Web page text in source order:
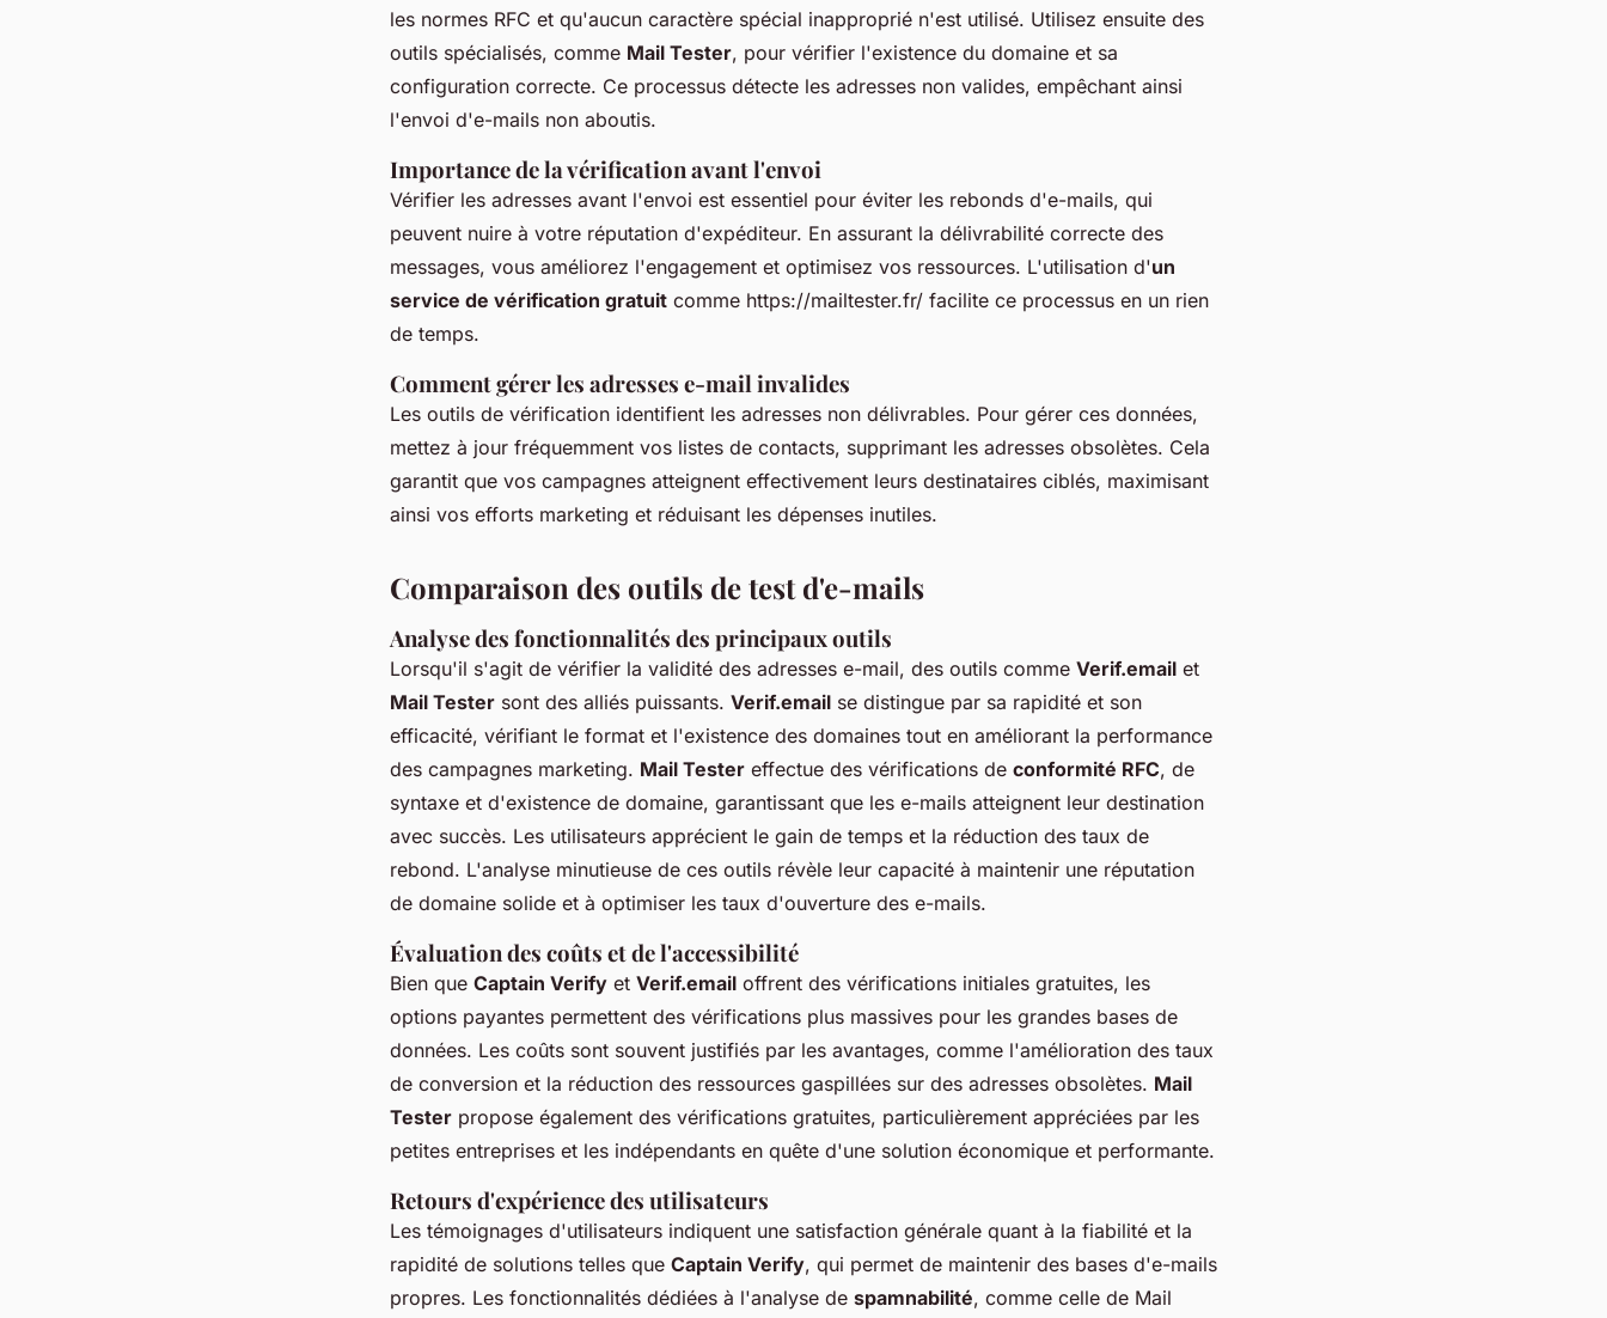
les normes RFC et qu'aucun caractère spécial inapproprié n'est utilisé. Utilisez ensuite des
outils spécialisés, comme Mail Tester, pour vérifier l'existence du domaine et sa
configuration correcte. Ce processus détecte les adresses non valides, empêchant ainsi
l'envoi d'e-mails non aboutis.
Importance de la vérification avant l'envoi
Vérifier les adresses avant l'envoi est essentiel pour éviter les rebonds d'e-mails, qui
peuvent nuire à votre réputation d'expéditeur. En assurant la délivrabilité correcte des
messages, vous améliorez l'engagement et optimisez vos ressources. L'utilisation d'un
service de vérification gratuit comme https://mailtester.fr/ facilite ce processus en un rien
de temps.
Comment gérer les adresses e-mail invalides
Les outils de vérification identifient les adresses non délivrables. Pour gérer ces données,
mettez à jour fréquemment vos listes de contacts, supprimant les adresses obsolètes. Cela
garantit que vos campagnes atteignent effectivement leurs destinataires ciblés, maximisant
ainsi vos efforts marketing et réduisant les dépenses inutiles.
Comparaison des outils de test d'e-mails
Analyse des fonctionnalités des principaux outils
Lorsqu'il s'agit de vérifier la validité des adresses e-mail, des outils comme Verif.email et
Mail Tester sont des alliés puissants. Verif.email se distingue par sa rapidité et son
efficacité, vérifiant le format et l'existence des domaines tout en améliorant la performance
des campagnes marketing. Mail Tester effectue des vérifications de conformité RFC, de
syntaxe et d'existence de domaine, garantissant que les e-mails atteignent leur destination
avec succès. Les utilisateurs apprécient le gain de temps et la réduction des taux de
rebond. L'analyse minutieuse de ces outils révèle leur capacité à maintenir une réputation
de domaine solide et à optimiser les taux d'ouverture des e-mails.
Évaluation des coûts et de l'accessibilité
Bien que Captain Verify et Verif.email offrent des vérifications initiales gratuites, les
options payantes permettent des vérifications plus massives pour les grandes bases de
données. Les coûts sont souvent justifiés par les avantages, comme l'amélioration des taux
de conversion et la réduction des ressources gaspillées sur des adresses obsolètes. Mail
Tester propose également des vérifications gratuites, particulièrement appréciées par les
petites entreprises et les indépendants en quête d'une solution économique et performante.
Retours d'expérience des utilisateurs
Les témoignages d'utilisateurs indiquent une satisfaction générale quant à la fiabilité et la
rapidité de solutions telles que Captain Verify, qui permet de maintenir des bases d'e-mails
propres. Les fonctionnalités dédiées à l'analyse de spamnabilité, comme celle de Mail